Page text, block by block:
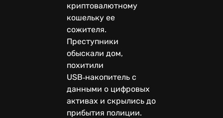
криптовалютному
кошельку ее
сожителя.
Преступники
обыскали дом,
похитили
USB‑накопитель с
данными о цифровых
активах и скрылись до
прибытия полиции.